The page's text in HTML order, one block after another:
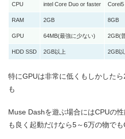
CPU intel Core Duo or faster Corei5
RAM 2GB 8GB
GPU 64MB(最強に少ない) 2GB(
HDD SSD 2GB以上 2GB以
特にGPUは非常に低くもしかした
も
Muse Dashを遊ぶ場合にはCPUの
も良く起動だけなら5～6万の物でも